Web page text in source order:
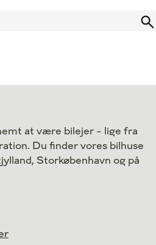
at være bilejer - lige fra
Du finder vores bilhuse
Storkøbenhavn og på